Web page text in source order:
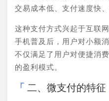
交易成本低、支付速度快
这种支付方式兴起于互联
手机普及后，用户对小额
不仅满足了用户对便捷消
的盈利模式。
二、微支付的特征